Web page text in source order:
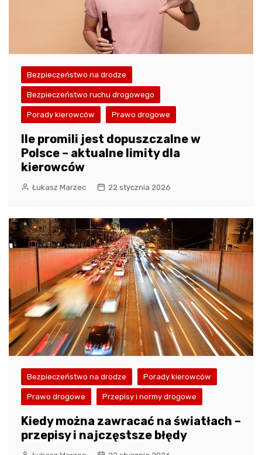
Bezpieczeństwo na drodze
Bezpieczeństwo ruchu drogowego
Porady kierowców Prawo drogowe
Ile promili jest dopuszczalne w
Polsce – aktualne limity dla
kierowców
Łukasz Marzec 22 stycznia 2026
Bezpieczeństwo na drodze Porady kierowców
Prawo drogowe Przepisy i normy drogowe
Kiedy można zawracać na światłach –
przepisy i najczęstsze błędy